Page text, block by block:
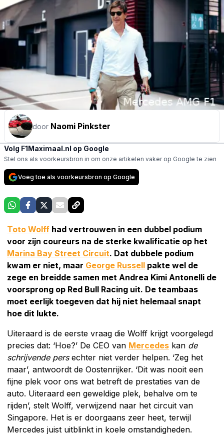
door Naomi Pinkster
Volg F1Maximaal.nl op Google
Stel ons als voorkeursbron in om onze artikelen vaker op Google te zien
Voeg toe als voorkeursbron op Google
Toto Wolff had vertrouwen in een dubbel podium
voor zijn coureurs na de sterke kwalificatie op het
Marina Bay Street Circuit. Dat dubbele podium
kwam er niet, maar George Russell pakte wel de
zege en breidde samen met Andrea Kimi Antonelli de
voorsprong op Red Bull Racing uit. De teambaas
moet eerlijk toegeven dat hij niet helemaal snapt
hoe dit lukte.
Uiteraard is de eerste vraag die Wolff krijgt voorgelegd
precies dat: ‘Hoe?’ De CEO van Mercedes kan de
schrijvende persechter niet verder helpen. ‘Zeg het
maar’, antwoordt de Oostenrijker. ‘Dit was nooit een
fijne plek voor ons wat betreft de prestaties van de
auto. Uiteraard een geweldige plek, behalve om te
rijden’, stelt Wolff, verwijzend naar het circuit van
Singapore. Het is er doorgaans zeer heet, terwijl
Mercedes juist uitblinkt in koele omstandigheden.